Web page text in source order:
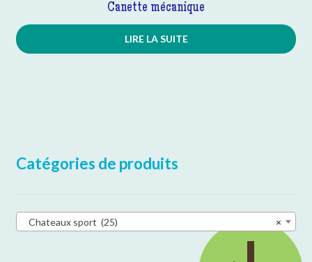
Canette mécanique
LIRE LA SUITE
Catégories de produits
×
Chateaux sport (25)